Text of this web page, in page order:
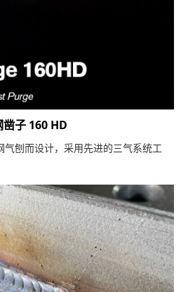
子 160 HD
刨而设计，采用先进的三气系统工